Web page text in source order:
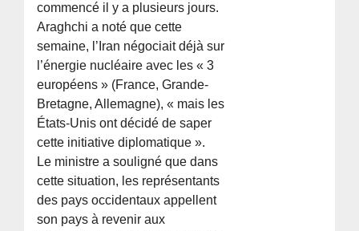
commencé il y a plusieurs jours.
Araghchi a noté que cette
semaine, l’Iran négociait déjà sur
l’énergie nucléaire avec les « 3
européens » (France, Grande-
Bretagne, Allemagne), « mais les
États-Unis ont décidé de saper
cette initiative diplomatique ».
Le ministre a souligné que dans
cette situation, les représentants
des pays occidentaux appellent
son pays à revenir aux